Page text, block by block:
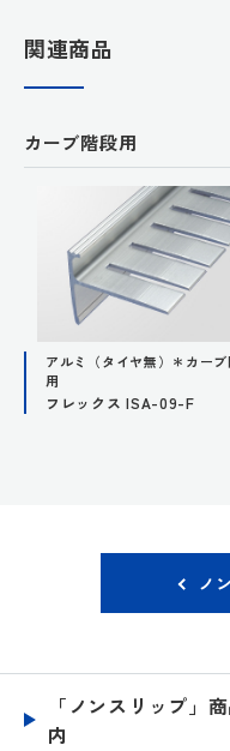
関連商品
カーブ階段用
アルミ（タイヤ無）＊カー
用
フレックス ISA-09-F
ノ
「ノンスリップ」
内